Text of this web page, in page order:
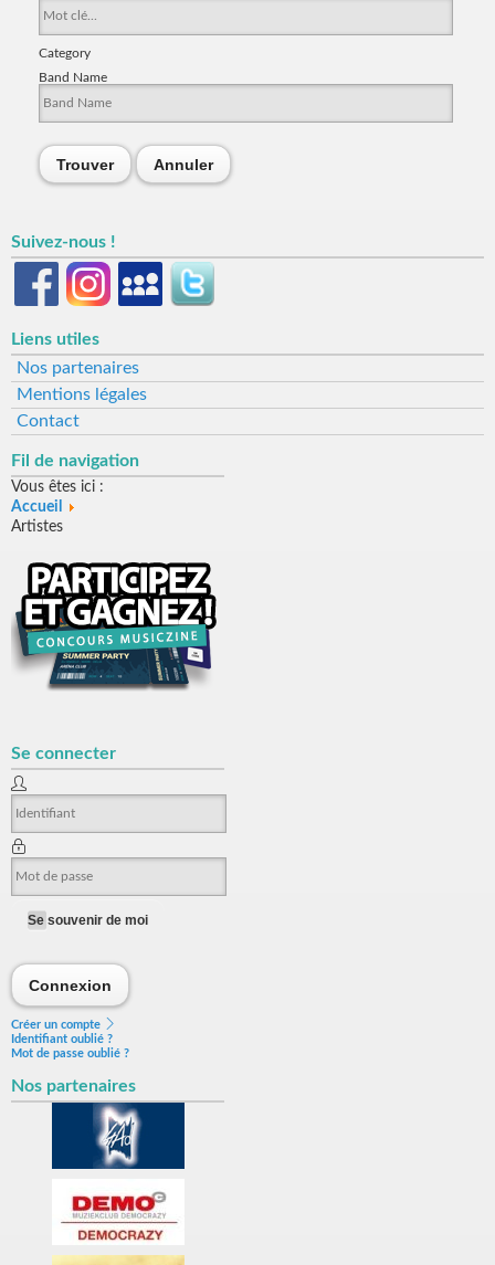
Category
Band Name
Trouver Annuler
Suivez-nous !
Liens utiles
Nos partenaires
Mentions légales
Contact
Fil de navigation
Vous êtes ici :
Accueil
Artistes
Se connecter
Se souvenir de moi
Connexion
Créer un compte
Identifiant oublié ?
Mot de passe oublié ?
Nos partenaires